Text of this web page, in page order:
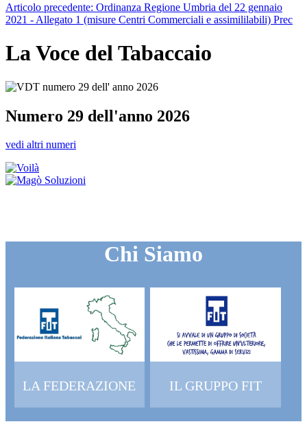
Articolo precedente: Ordinanza Regione Umbria del 22 gennaio
2021 - Allegato 1 (misure Centri Commerciali e assimililabili) Prec
La Voce del Tabaccaio
Numero 29 dell'anno 2026
vedi altri numeri
Chi Siamo
LA FEDERAZIONE IL GRUPPO FIT